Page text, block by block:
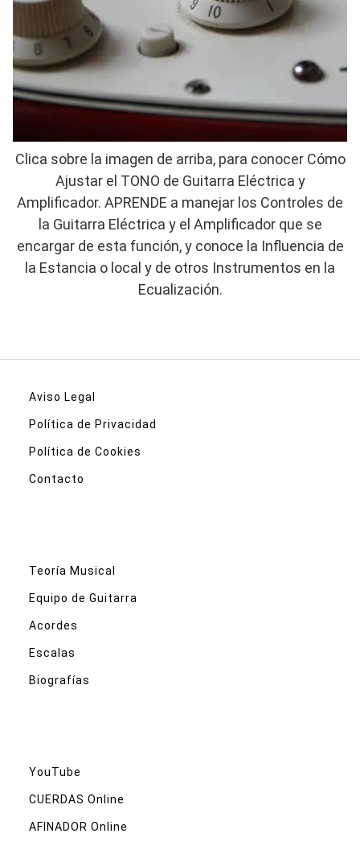
Clica sobre la imagen de arriba, para conocer Cómo
Ajustar el TONO de Guitarra Eléctrica y
Amplificador. APRENDE a manejar los Controles de
la Guitarra Eléctrica y el Amplificador que se
encargar de esta función, y conoce la Influencia de
la Estancia o local y de otros Instrumentos en la
Ecualización.
Aviso Legal
Política de Privacidad
Política de Cookies
Contacto
Teoría Musical
Equipo de Guitarra
Acordes
Escalas
Biografías
YouTube
CUERDAS Online
AFINADOR Online